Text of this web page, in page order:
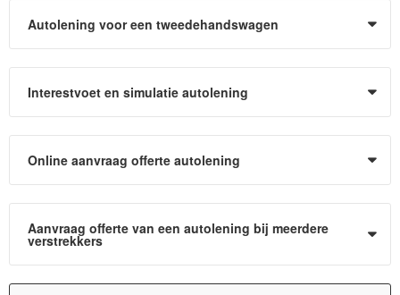
Autolening voor een tweedehandswagen
Interestvoet en simulatie autolening
Online aanvraag offerte autolening
Aanvraag offerte van een autolening bij meerdere
verstrekkers